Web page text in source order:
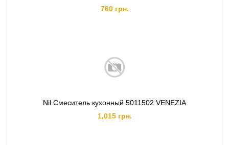
760 грн.
Nil Смеситель кухонный 5011502 VENEZIA
1,015 грн.